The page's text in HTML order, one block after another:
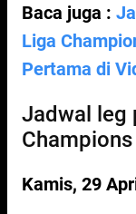
Baca juga :
Liga
Pertama di
Jadwal leg
Kamis, 29